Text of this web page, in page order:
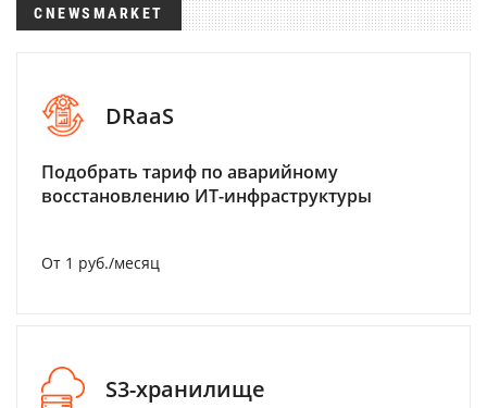
CNEWSMARKET
DRaaS
Подобрать тариф по аварийному
восстановлению ИТ-инфраструктуры
От 1 руб./месяц
S3-хранилище